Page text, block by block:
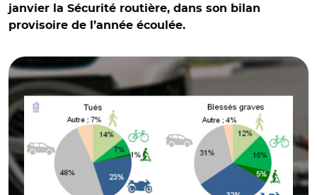
janvier la Sécurité routière, dans son bilan
provisoire de l’année écoulée.
© ONISR – Chiffres clés 2024 (quasi-déf) France